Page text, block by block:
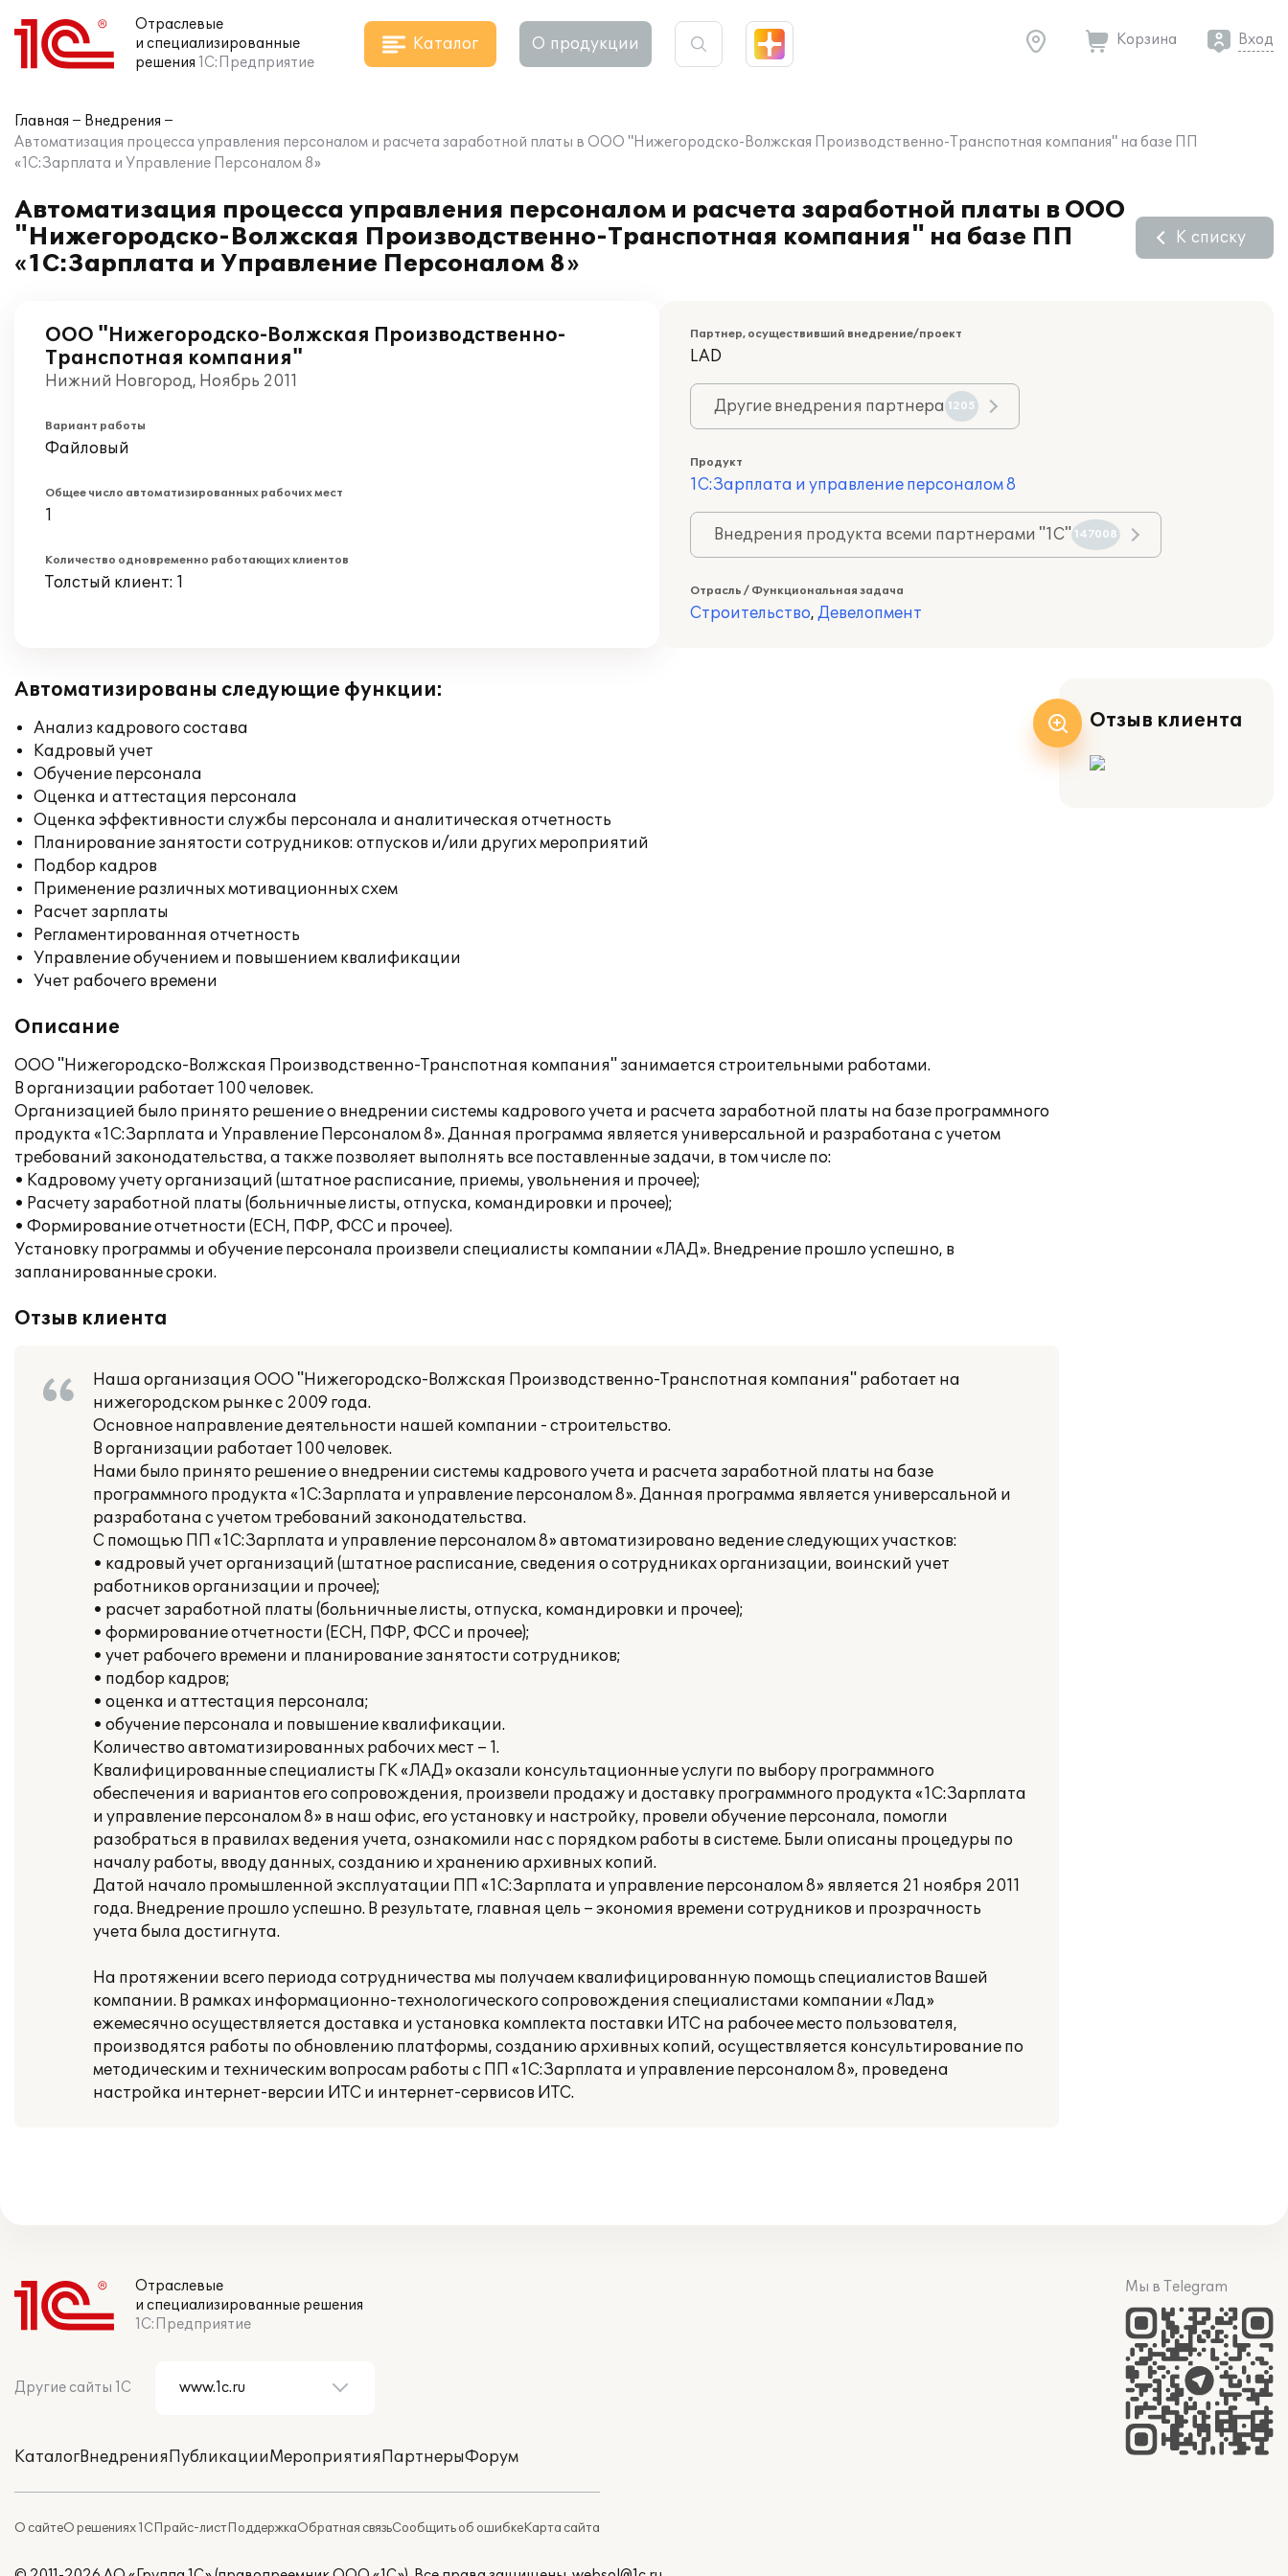
Отраслевые
и специализированные
решения 1С:Предприятие
Каталог О продукции Корзина Вход
Главная
Внедрения
Автоматизация процесса управления персоналом и расчета заработной платы в ООО "Нижегородско-Волжская Производственно-Транспотная компания" на базе ПП
«1С:Зарплата и Управление Персоналом 8»
Автоматизация процесса управления персоналом и расчета заработной платы в ООО
"Нижегородско-Волжская Производственно-Транспотная компания" на базе ПП
«1С:Зарплата и Управление Персоналом 8»
К списку
ООО "Нижегородско-Волжская Производственно-
Транспотная компания"
Нижний Новгород, Ноябрь 2011
Вариант работы
Файловый
Общее число автоматизированных рабочих мест
1
Количество одновременно работающих клиентов
Толстый клиент: 1
Партнер, осуществивший внедрение/проект
LAD
Другие внедрения партнера 1205
Продукт
1С:Зарплата и управление персоналом 8
Внедрения продукта всеми партнерами "1С" 147008
Отрасль / Функциональная задача
Строительство, Девелопмент
Автоматизированы следующие функции:
Анализ кадрового состава
Кадровый учет
Обучение персонала
Оценка и аттестация персонала
Оценка эффективности службы персонала и аналитическая отчетность
Планирование занятости сотрудников: отпусков и/или других мероприятий
Подбор кадров
Применение различных мотивационных схем
Расчет зарплаты
Регламентированная отчетность
Управление обучением и повышением квалификации
Учет рабочего времени
Описание
ООО "Нижегородско-Волжская Производственно-Транспотная компания" занимается строительными работами.
В организации работает 100 человек.
Организацией было принято решение о внедрении системы кадрового учета и расчета заработной платы на базе программного
продукта «1С:Зарплата и Управление Персоналом 8». Данная программа является универсальной и разработана с учетом
требований законодательства, а также позволяет выполнять все поставленные задачи, в том числе по:
• Кадровому учету организаций (штатное расписание, приемы, увольнения и прочее);
• Расчету заработной платы (больничные листы, отпуска, командировки и прочее);
• Формирование отчетности (ЕСН, ПФР, ФСС и прочее).
Установку программы и обучение персонала произвели специалисты компании «ЛАД». Внедрение прошло успешно, в
запланированные сроки.
Отзыв клиента
Наша организация ООО "Нижегородско-Волжская Производственно-Транспотная компания" работает на
нижегородском рынке с 2009 года.
Основное направление деятельности нашей компании - строительство.
В организации работает 100 человек.
Нами было принято решение о внедрении системы кадрового учета и расчета заработной платы на базе
программного продукта «1С:Зарплата и управление персоналом 8». Данная программа является универсальной и
разработана с учетом требований законодательства.
С помощью ПП «1С:Зарплата и управление персоналом 8» автоматизировано ведение следующих участков:
• кадровый учет организаций (штатное расписание, сведения о сотрудниках организации, воинский учет
работников организации и прочее);
• расчет заработной платы (больничные листы, отпуска, командировки и прочее);
• формирование отчетности (ЕСН, ПФР, ФСС и прочее);
• учет рабочего времени и планирование занятости сотрудников;
• подбор кадров;
• оценка и аттестация персонала;
• обучение персонала и повышение квалификации.
Количество автоматизированных рабочих мест – 1.
Квалифицированные специалисты ГК «ЛАД» оказали консультационные услуги по выбору программного
обеспечения и вариантов его сопровождения, произвели продажу и доставку программного продукта «1С:Зарплата
и управление персоналом 8» в наш офис, его установку и настройку, провели обучение персонала, помогли
разобраться в правилах ведения учета, ознакомили нас с порядком работы в системе. Были описаны процедуры по
началу работы, вводу данных, созданию и хранению архивных копий.
Датой начало промышленной эксплуатации ПП «1С:Зарплата и управление персоналом 8» является 21 ноября 2011
года. Внедрение прошло успешно. В результате, главная цель – экономия времени сотрудников и прозрачность
учета была достигнута.
На протяжении всего периода сотрудничества мы получаем квалифицированную помощь специалистов Вашей
компании. В рамках информационно-технологического сопровождения специалистами компании «Лад»
ежемесячно осуществляется доставка и установка комплекта поставки ИТС на рабочее место пользователя,
производятся работы по обновлению платформы, созданию архивных копий, осуществляется консультирование по
методическим и техническим вопросам работы с ПП «1С:Зарплата и управление персоналом 8», проведена
настройка интернет-версии ИТС и интернет-сервисов ИТС.
Отзыв клиента
Отраслевые
и специализированные решения
1С:Предприятие
Другие сайты 1С
КаталогВнедренияПубликацииМероприятияПартнерыФорум
О сайтеО решениях 1СПрайс-листПоддержкаОбратная связьСообщить об ошибкеКарта сайта
Мы в Telegram